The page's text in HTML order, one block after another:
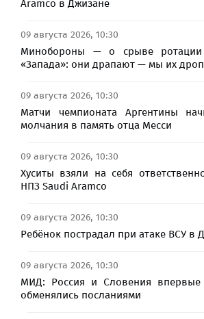
Aramco в Джизане
09 августа 2026, 10:30
Минобороны — о срыве
«Запада»: они драпают — мы их
09 августа 2026, 10:30
Матчи чемпионата Аргентины
молчания в память отца Месси
09 августа 2026, 10:30
Хуситы взяли на себя
НПЗ Saudi Aramco
09 августа 2026, 10:30
Ребёнок пострадал при атаке ВСУ в
09 августа 2026, 10:30
МИД: Россия и Словения впервые
обменялись посланиями